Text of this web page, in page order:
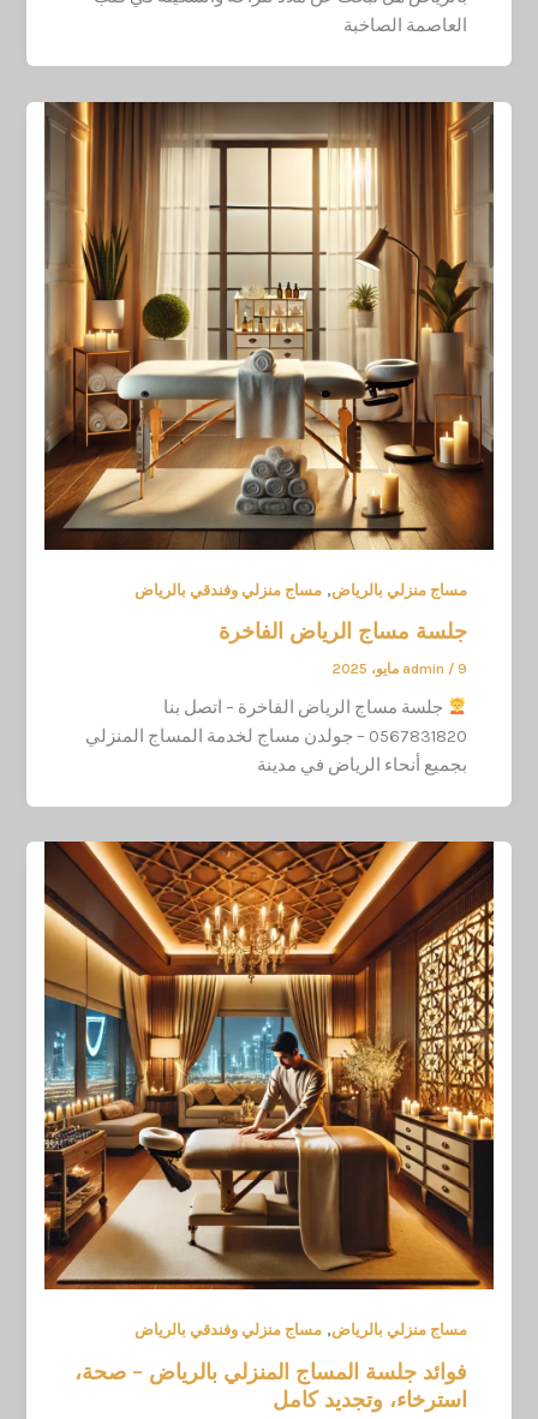
العاصمة الصاخبة
مساج منزلي بالرياض,مساج منزلي وفندقي بالرياض
جلسة مساج الرياض الفاخرة
admin / 9 مايو، 2025
جلسة مساج الرياض الفاخرة – اتصل بنا
0567831820 – جولدن مساج لخدمة المساج المنزلي
بجميع أنحاء الرياض في مدينة
مساج منزلي بالرياض,مساج منزلي وفندقي بالرياض
فوائد جلسة المساج المنزلي بالرياض – صحة،
استرخاء، وتجديد كامل